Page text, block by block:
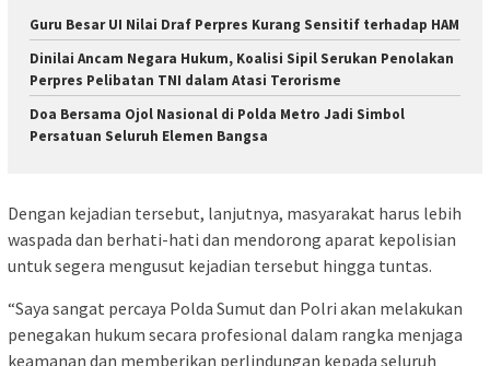
Guru Besar UI Nilai Draf Perpres Kurang Sensitif terhadap HAM
Dinilai Ancam Negara Hukum, Koalisi Sipil Serukan Penolakan
Perpres Pelibatan TNI dalam Atasi Terorisme
Doa Bersama Ojol Nasional di Polda Metro Jadi Simbol
Persatuan Seluruh Elemen Bangsa
Dengan kejadian tersebut, lanjutnya, masyarakat harus lebih
waspada dan berhati-hati dan mendorong aparat kepolisian
untuk segera mengusut kejadian tersebut hingga tuntas.
“Saya sangat percaya Polda Sumut dan Polri akan melakukan
penegakan hukum secara profesional dalam rangka menjaga
keamanan dan memberikan perlindungan kepada seluruh